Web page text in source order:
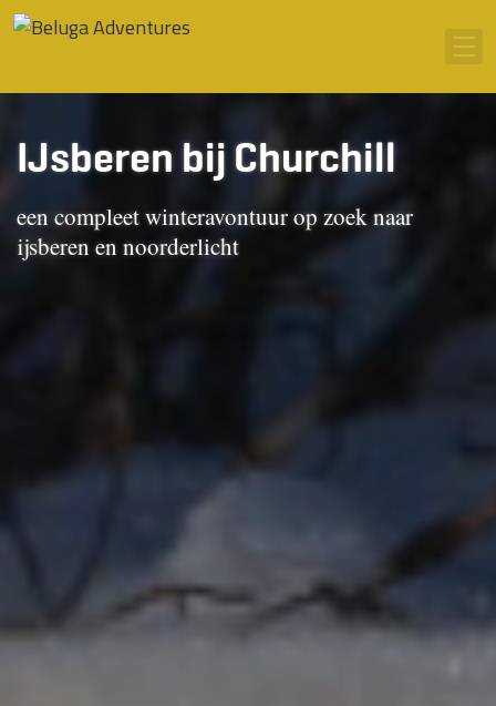
Ga naar inhoud
IJsberen bij Churchill
een compleet winteravontuur op zoek naar
ijsberen en noorderlicht